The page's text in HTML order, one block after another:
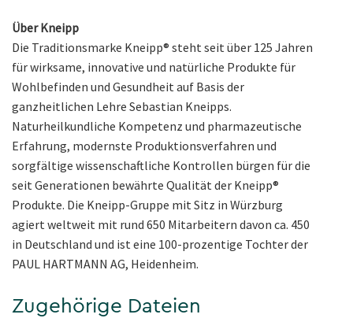
Über Kneipp
Die Traditionsmarke Kneipp® steht seit über 125 Jahren
für wirksame, innovative und natürliche Produkte für
Wohlbefinden und Gesundheit auf Basis der
ganzheitlichen Lehre Sebastian Kneipps.
Naturheilkundliche Kompetenz und pharmazeutische
Erfahrung, modernste Produktionsverfahren und
sorgfältige wissenschaftliche Kontrollen bürgen für die
seit Generationen bewährte Qualität der Kneipp®
Produkte. Die Kneipp-Gruppe mit Sitz in Würzburg
agiert weltweit mit rund 650 Mitarbeitern davon ca. 450
in Deutschland und ist eine 100-prozentige Tochter der
PAUL HARTMANN AG, Heidenheim.
Zugehörige Dateien